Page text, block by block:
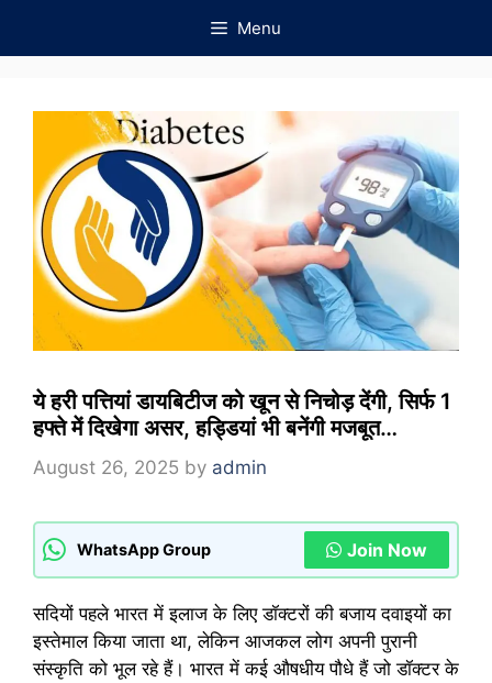
Menu
ये हरी पत्तियां डायबिटीज को खून से निचोड़ देंगी, सिर्फ 1
हफ्ते में दिखेगा असर, हड्डियां भी बनेंगी मजबूत…
August 26, 2025 by admin
WhatsApp Group Join Now
सदियों पहले भारत में इलाज के लिए डॉक्टरों की बजाय दवाइयों का
इस्तेमाल किया जाता था, लेकिन आजकल लोग अपनी पुरानी
संस्कृति को भूल रहे हैं। भारत में कई औषधीय पौधे हैं जो डॉक्टर के